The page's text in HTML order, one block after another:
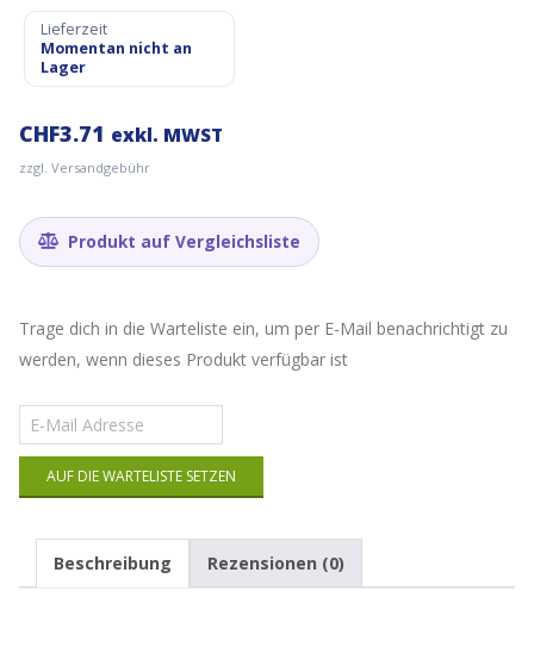
Lieferzeit
Momentan nicht an
Lager
CHF3.71 exkl. MWST
zzgl. Versandgebühr
Produkt auf Vergleichsliste
Trage dich in die Warteliste ein, um per E-Mail benachrichtigt zu
werden, wenn dieses Produkt verfügbar ist
Gib
deine
E-
Mail-
Adresse
die
AUF DIE WARTELISTE SETZEN
Beschreibung Rezensionen (0)